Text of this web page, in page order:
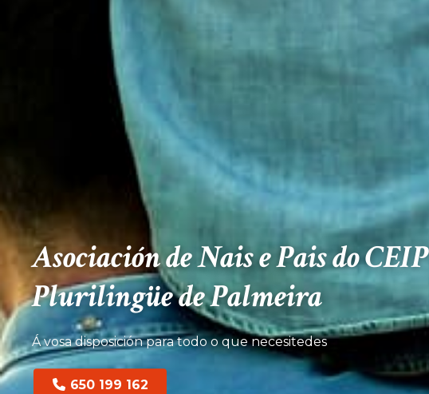
Asociación de Nais e Pais do CEIP
Plurilingüe de Palmeira
Á vosa disposición para todo o que necesitedes
650 199 162